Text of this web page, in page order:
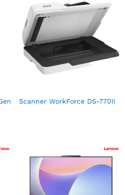
Scanner WorkForce DS-770II